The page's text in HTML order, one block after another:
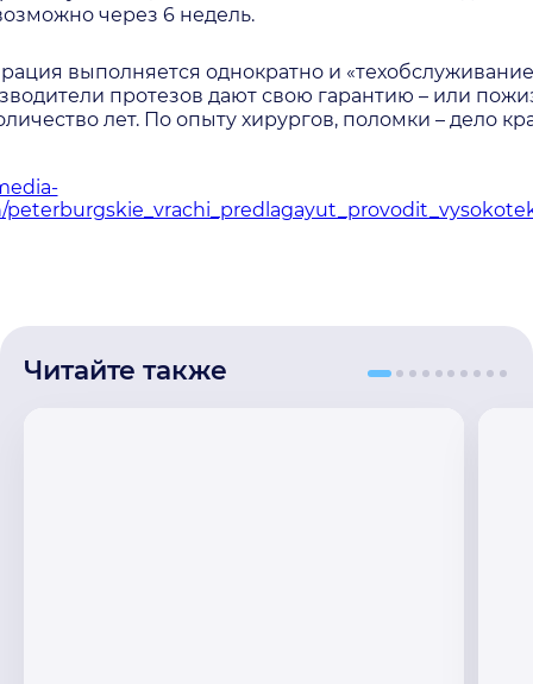
через 6 недель.
выполняется однократно и
протезов дают свою гарантию – или
лет. По опыту хирургов, поломки – дело
Читайте также